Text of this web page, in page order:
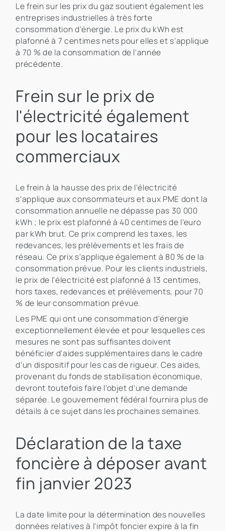
Le frein sur les prix du gaz soutient également les
entreprises industrielles à très forte
consommation d'énergie. Le prix du kWh est
plafonné à 7 centimes nets pour elles et s'applique
à 70 % de la consommation de l'année
précédente.
Frein sur le prix de
l'électricité également
pour les locataires
commerciaux
Le frein à la hausse des prix de l'électricité
s'applique aux consommateurs et aux PME dont la
consommation annuelle ne dépasse pas 30 000
kWh ; le prix est plafonné à 40 centimes de l'euro
par kWh brut. Ce prix comprend les taxes, les
redevances, les prélèvements et les frais de
réseau. Ce prix s'applique également à 80 % de la
consommation prévue. Pour les clients industriels,
le prix de l'électricité est plafonné à 13 centimes,
hors taxes, redevances et prélèvements, pour 70
% de leur consommation prévue.
Les PME qui ont une consommation d'énergie
exceptionnellement élevée et pour lesquelles ces
mesures ne sont pas suffisantes doivent
bénéficier d'aides supplémentaires dans le cadre
d'un dispositif pour les cas de rigueur. Ces aides,
provenant du fonds de stabilisation économique,
devront toutefois faire l'objet d'une demande
séparée. Le gouvernement fédéral fournira plus de
détails à ce sujet dans les prochaines semaines.
Déclaration de la taxe
foncière à déposer avant
fin janvier 2023
La date limite pour la détermination des nouvelles
données relatives à l'impôt foncier expire à la fin